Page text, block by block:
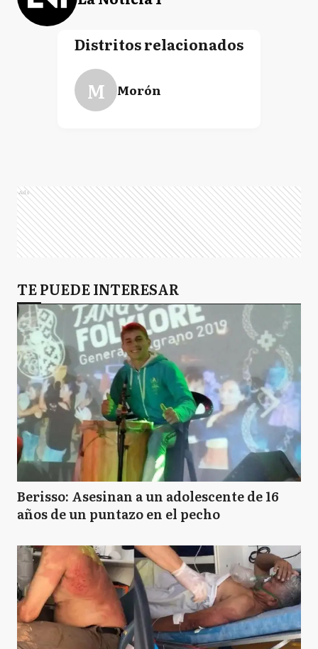
Distritos relacionados
M Morón
Ads
TE PUEDE INTERESAR
Berisso: Asesinan a un adolescente de 16
años de un puntazo en el pecho